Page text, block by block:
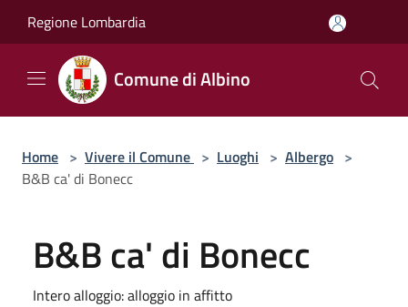
Regione Lombardia
Comune di Albino
Home > Vivere il Comune > Luoghi > Albergo >
B&B ca' di Bonecc
B&B ca' di Bonecc
Intero alloggio: alloggio in affitto